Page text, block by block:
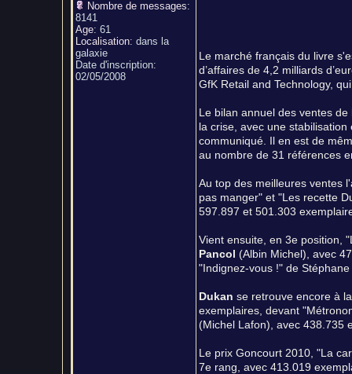
Nombre de messages:
8141
Age: 61
Localisation: dans la
galaxie
Date d'inscription:
02/05/2008
Le marché français du livre
d’affaires de 4,2 milliards
GfK Retail and Technology,
Le bilan annuel des ventes
la crise, avec une
communiqué. Il en est de
au nombre de 31 références
Au top des meilleures ventes
pas manger" et "Les recette
597.897 et 501.303
Vient ensuite, en 3e position,
Pancol (Albin Michel), avec
"Indignez-vous !" de
Dukan se retrouve encore à
exemplaires, devant
(Michel Lafon), avec 438.735
Le prix Goncourt 2010, "La
7e rang, avec 413.019